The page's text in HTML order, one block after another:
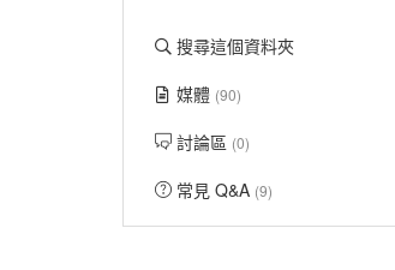
搜尋這個資料夾
媒體 (90)
討論區 (0)
常見 Q&A (9)